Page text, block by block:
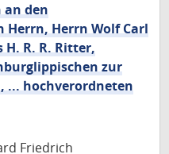
den
Herrn, Herrn Wolf Carl
H. R. R. Ritter,
zur
... hochverordneten
Friedrich